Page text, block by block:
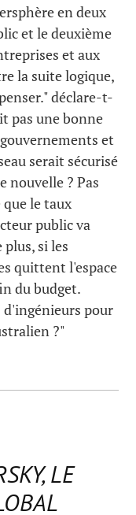
en deux
et le deuxième
et aux
la suite logique,
déclare-t-
pas une bonne
et
serait sécurisé
nouvelle ? Pas
le taux
public va
si les
quittent l'espace
du budget.
pour
?"
LE